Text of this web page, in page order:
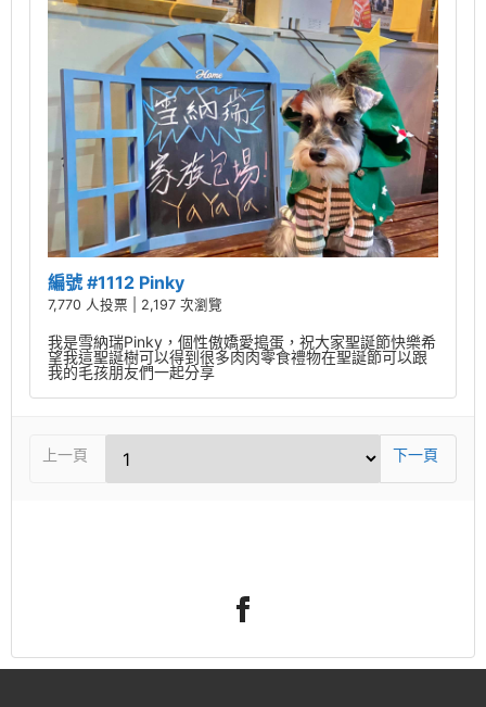
編號 #1112 Pinky
7,770 人投票 | 2,197 次瀏覽
我是雪納瑞Pinky，個性傲嬌愛搗蛋，祝大家聖誕節快樂希
望我這聖誕樹可以得到很多肉肉零食禮物在聖誕節可以跟
我的毛孩朋友們一起分享
上一頁 下一頁